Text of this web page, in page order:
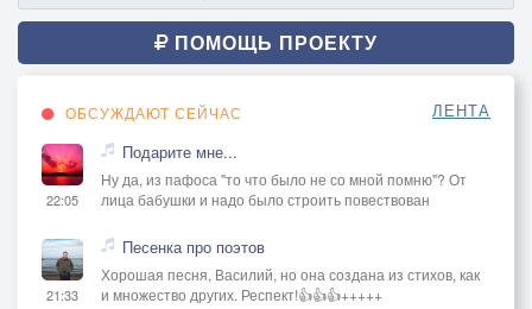
ПОМОЩЬ ПРОЕКТУ
ОБСУЖДАЮТ СЕЙЧАС ЛЕНТА
22:05
Подарите мне...
Ну да, из пафоса "то что было не со мной помню"? От
лица бабушки и надо было строить повествован
21:33
Песенка про поэтов
Хорошая песня, Василий, но она создана из стихов, как
и множество других. Респект!👍👍👍+++++